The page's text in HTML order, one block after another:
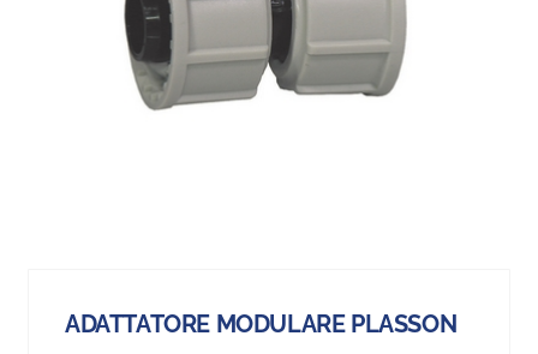
ADATTATORE MODULARE PLASSON